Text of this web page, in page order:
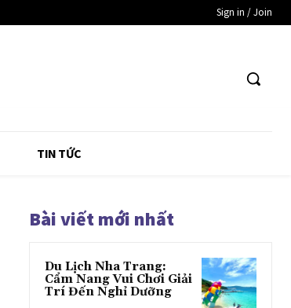
Sign in / Join
TIN TỨC
Bài viết mới nhất
Du Lịch Nha Trang:
Cẩm Nang Vui Chơi Giải
Trí Đến Nghỉ Dưỡng